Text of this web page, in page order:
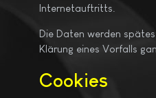
Internetauftritts.
Die Daten werden
Klärung eines Vorfalls
Cookies